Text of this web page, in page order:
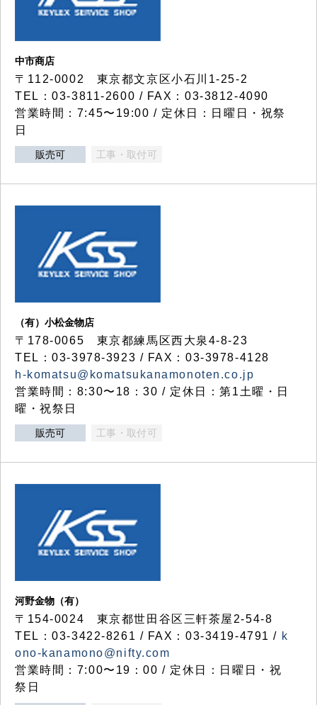
中市商店
〒112-0002 東京都文京区小石川1-25-2
TEL：03-3811-2600 / FAX：03-3812-4090
営業時間：7:45〜19:00 / 定休日：日曜日・祝祭
日
販売可 工事・取付可
（有）小松金物店
〒178-0065 東京都練馬区西大泉4-8-23
TEL：03-3978-3923 / FAX：03-3978-4128
h-komatsu@komatsukanamonoten.co.jp
営業時間：8:30〜18：30 / 定休日：第1土曜・日
曜・祝祭日
販売可 工事・取付可
河野金物（有）
〒154-0024 東京都世田谷区三軒茶屋2-54-8
TEL：03-3422-8261 / FAX：03-3419-4791 / k
ono-kanamono@nifty.com
営業時間：7:00〜19：00 / 定休日：日曜日・祝
祭日